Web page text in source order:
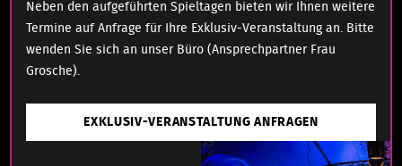
Neben den aufgeführten Spieltagen bieten wir Ihnen weitere
Termine auf Anfrage für Ihre Exklusiv-Veranstaltung an. Bitte
wenden Sie sich an unser Büro (Ansprechpartner Frau
Grosche).
EXKLUSIV-VERANSTALTUNG ANFRAGEN